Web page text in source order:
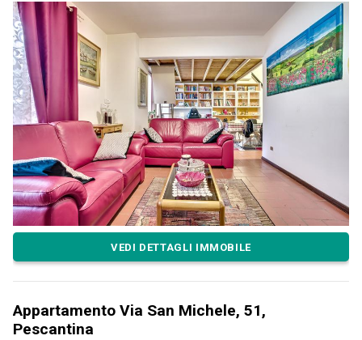
VEDI DETTAGLI IMMOBILE
Appartamento Via San Michele, 51,
Pescantina